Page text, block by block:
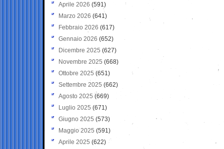
Aprile 2026 (591)
Marzo 2026 (641)
Febbraio 2026 (617)
Gennaio 2026 (652)
Dicembre 2025 (627)
Novembre 2025 (668)
Ottobre 2025 (651)
Settembre 2025 (662)
Agosto 2025 (669)
Luglio 2025 (671)
Giugno 2025 (573)
Maggio 2025 (591)
Aprile 2025 (622)